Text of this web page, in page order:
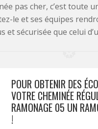
pas cher, c’est toute
le et ses équipes
et sécurisée que celui
POUR OBTENIR DES
VOTRE CHEMINÉE
RAMONAGE 05 UN
!